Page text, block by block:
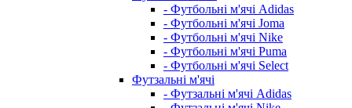
- Футбольні м'ячі Adidas
- Футбольні м'ячі Joma
- Футбольні м'ячі Nike
- Футбольні м'ячі Puma
- Футбольні м'ячі Select
Футзальні м'ячі
- Футзальні м'ячі Adidas